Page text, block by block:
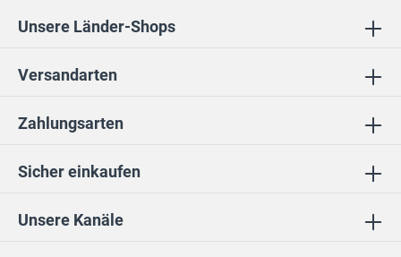
Unsere Kanäle
Unsere Länder-Shops
Sicher einkaufen
Zahlungsarten
Versandarten